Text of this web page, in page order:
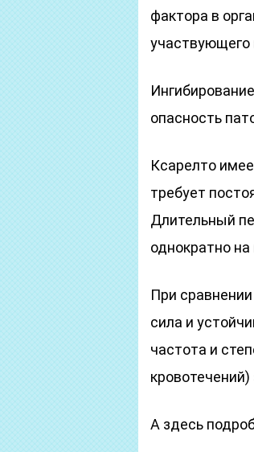
фактора в
участвующего
опасность
Ксарелто
требует
Длительный
однократно
При
сила и
частота и
А здесь